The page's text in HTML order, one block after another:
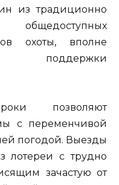
из традиционно
охоты, вполне
поддержки
позволяют
с переменчивой
погодой. Выезды
лотереи с трудно
зачастую от